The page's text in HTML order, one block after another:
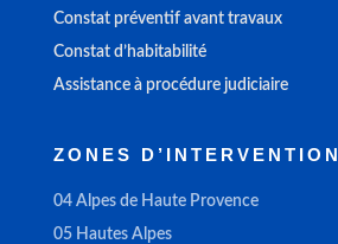
Constat préventif avant travaux
Constat d’habitabilité
Assistance à procédure judiciaire
ZONES D’INTERVENTION
04 Alpes de Haute Provence
05 Hautes Alpes